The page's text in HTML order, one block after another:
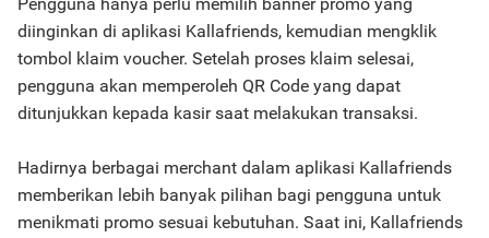
diinginkan di aplikasi Kallafriends, kemudian mengklik
tombol klaim voucher. Setelah proses klaim selesai,
pengguna akan memperoleh QR Code yang dapat
ditunjukkan kepada kasir saat melakukan transaksi.
Hadirnya berbagai merchant dalam aplikasi Kallafriends
memberikan lebih banyak pilihan bagi pengguna untuk
menikmati promo sesuai kebutuhan. Saat ini, Kallafriends